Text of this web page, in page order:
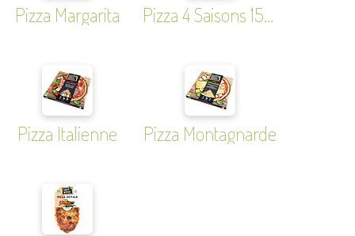
Pizza Margarita Pizza 4 Saisons 150g
Pizza Italienne Pizza Montagnarde